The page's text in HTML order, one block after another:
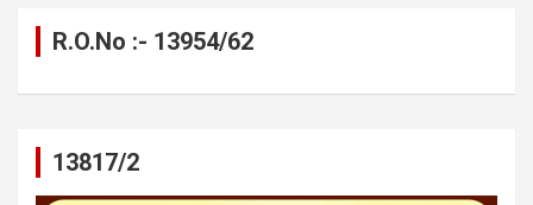
R.O.No :- 13954/62
13817/2